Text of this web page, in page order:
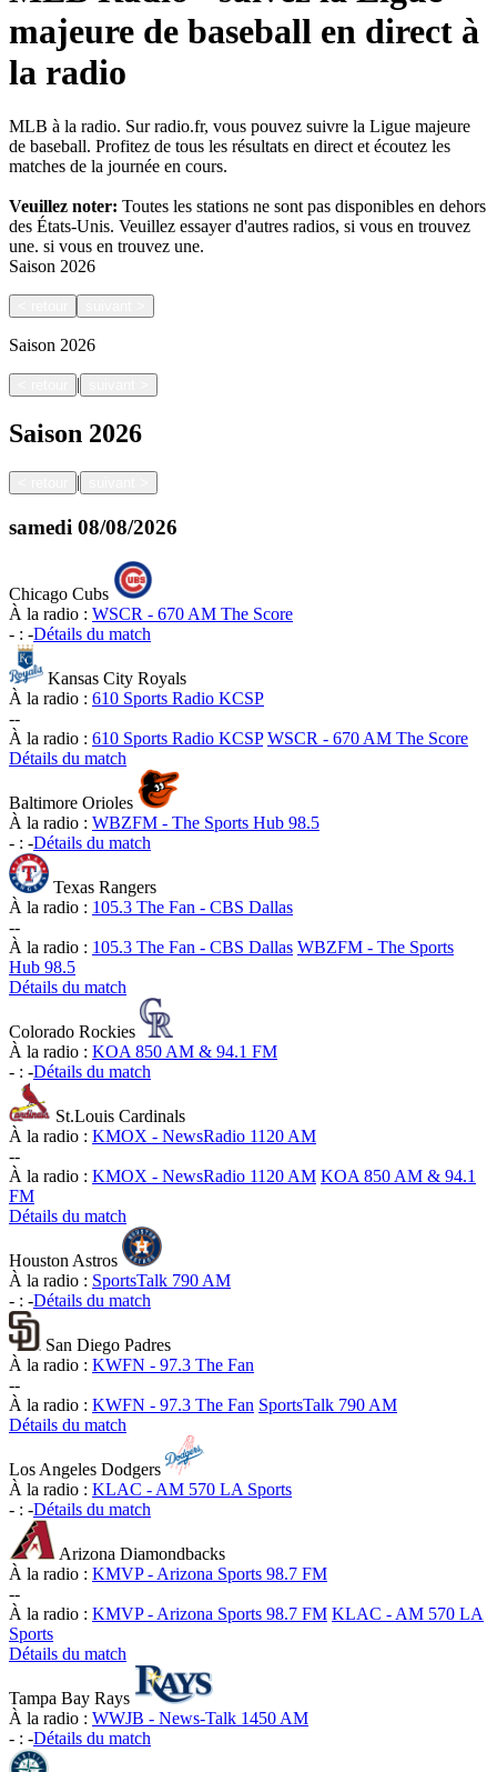
majeure de baseball en direct à
la radio
MLB à la radio. Sur radio.fr, vous pouvez suivre la Ligue majeure
de baseball. Profitez de tous les résultats en direct et écoutez les
matches de la journée en cours.
Veuillez noter: Toutes les stations ne sont pas disponibles en dehors
des États-Unis. Veuillez essayer d'autres radios, si vous en trouvez
une. si vous en trouvez une.
Saison 2026
Saison 2026
|
Saison 2026
|
samedi 08/08/2026
Chicago Cubs
À la radio : WSCR - 670 AM The Score
- : -Détails du match
Kansas City Royals
À la radio : 610 Sports Radio KCSP
--
À la radio : 610 Sports Radio KCSP WSCR - 670 AM The Score
Détails du match
Baltimore Orioles
À la radio : WBZFM - The Sports Hub 98.5
- : -Détails du match
Texas Rangers
À la radio : 105.3 The Fan - CBS Dallas
--
À la radio : 105.3 The Fan - CBS Dallas WBZFM - The Sports
Hub 98.5
Détails du match
Colorado Rockies
À la radio : KOA 850 AM & 94.1 FM
- : -Détails du match
St.Louis Cardinals
À la radio : KMOX - NewsRadio 1120 AM
--
À la radio : KMOX - NewsRadio 1120 AM KOA 850 AM & 94.1
FM
Détails du match
Houston Astros
À la radio : SportsTalk 790 AM
- : -Détails du match
San Diego Padres
À la radio : KWFN - 97.3 The Fan
--
À la radio : KWFN - 97.3 The Fan SportsTalk 790 AM
Détails du match
Los Angeles Dodgers
À la radio : KLAC - AM 570 LA Sports
- : -Détails du match
Arizona Diamondbacks
À la radio : KMVP - Arizona Sports 98.7 FM
--
À la radio : KMVP - Arizona Sports 98.7 FM KLAC - AM 570 LA
Sports
Détails du match
Tampa Bay Rays
À la radio : WWJB - News-Talk 1450 AM
- : -Détails du match